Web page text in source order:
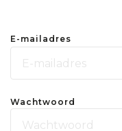
E-mailadres
Wachtwoord